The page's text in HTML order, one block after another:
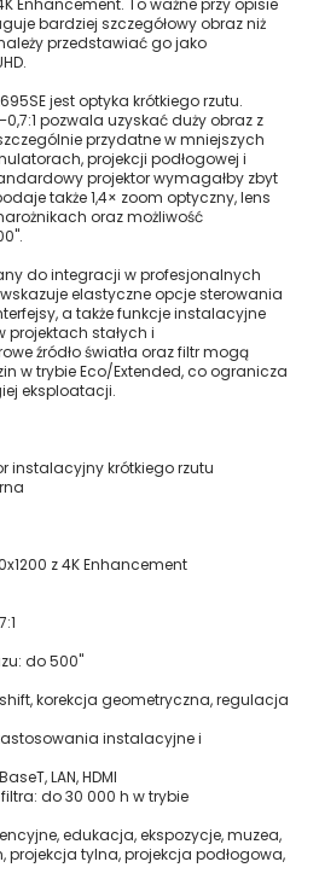
bardziej szczegółowy obraz niż
przedstawiać go jako
jest optyka krótkiego rzutu.
pozwala uzyskać duży obraz z
przydatne w mniejszych
projekcji podłogowej i
projektor wymagałby zbyt
także 1,4× zoom optyczny, lens
oraz możliwość
do integracji w profesjonalnych
elastyczne opcje sterowania
a także funkcje instalacyjne
projektach stałych i
źródło światła oraz filtr mogą
w trybie Eco/Extended, co ogranicza
eksploatacji.
instalacyjny krótkiego rzutu
z 4K Enhancement
do 500"
korekcja geometryczna, regulacja
instalacyjne i
LAN, HDMI
do 30 000 h w trybie
edukacja, ekspozycje, muzea,
tylna, projekcja podłogowa,